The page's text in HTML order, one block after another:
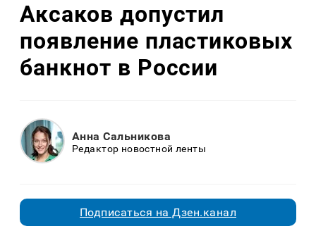
Аксаков допустил
появление пластиковых
банкнот в России
Анна Сальникова
Редактор новостной ленты
Подписаться на Дзен.канал